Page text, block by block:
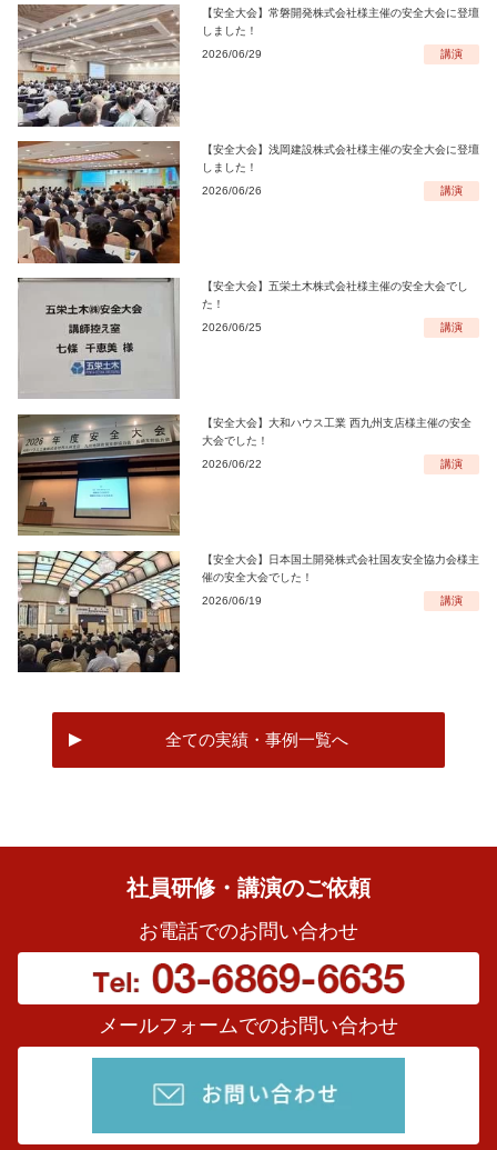
【安全大会】常磐開発株式会社様主催の安全大会に登壇
しました！
2026/06/29
講演
【安全大会】浅岡建設株式会社様主催の安全大会に登壇
しました！
2026/06/26
講演
【安全大会】五栄土木株式会社様主催の安全大会でし
た！
2026/06/25
講演
【安全大会】大和ハウス工業 西九州支店様主催の安全
大会でした！
2026/06/22
講演
【安全大会】日本国土開発株式会社国友安全協力会様主
催の安全大会でした！
2026/06/19
講演
全ての実績・事例一覧へ
社員研修・講演のご依頼
お電話でのお問い合わせ
メールフォームでのお問い合わせ